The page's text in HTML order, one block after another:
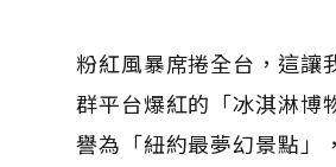
粉紅風暴席捲全台，這讓
群平台爆紅的「冰淇淋博
譽為「紐約最夢幻景點」